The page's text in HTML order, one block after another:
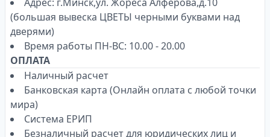
(большая вывеска ЦВЕТЫ черными буквами над
дверями)
Время работы ПН-ВС: 10.00 - 20.00
ОПЛАТА
Наличный расчет
Банковская карта (Онлайн оплата с любой точки
мира)
Система ЕРИП
Безналичный расчет для юридических лиц и